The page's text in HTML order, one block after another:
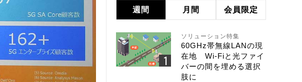
週間 月間 会員限定
ソリューション特集
60GHz帯無線LANの現
在地 Wi-Fiと光ファイ
バーの間を埋める選択
肢に